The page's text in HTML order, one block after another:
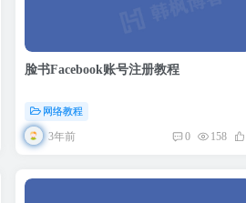
脸书Facebook账号注册教程
网络教程
3年前 0 158